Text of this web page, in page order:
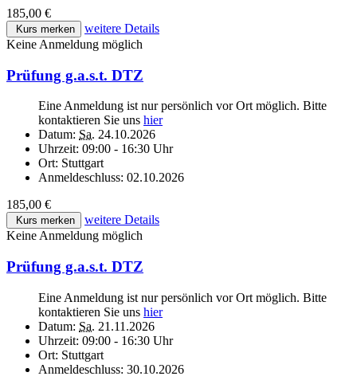
185,00 €
Kurs merken
weitere Details
Keine Anmeldung möglich
Prüfung g.a.s.t. DTZ
Eine Anmeldung ist nur persönlich vor Ort möglich. Bitte
kontaktieren Sie uns hier
Datum: Sa. 24.10.2026
Uhrzeit: 09:00 - 16:30 Uhr
Ort: Stuttgart
Anmeldeschluss: 02.10.2026
185,00 €
Kurs merken
weitere Details
Keine Anmeldung möglich
Prüfung g.a.s.t. DTZ
Eine Anmeldung ist nur persönlich vor Ort möglich. Bitte
kontaktieren Sie uns hier
Datum: Sa. 21.11.2026
Uhrzeit: 09:00 - 16:30 Uhr
Ort: Stuttgart
Anmeldeschluss: 30.10.2026